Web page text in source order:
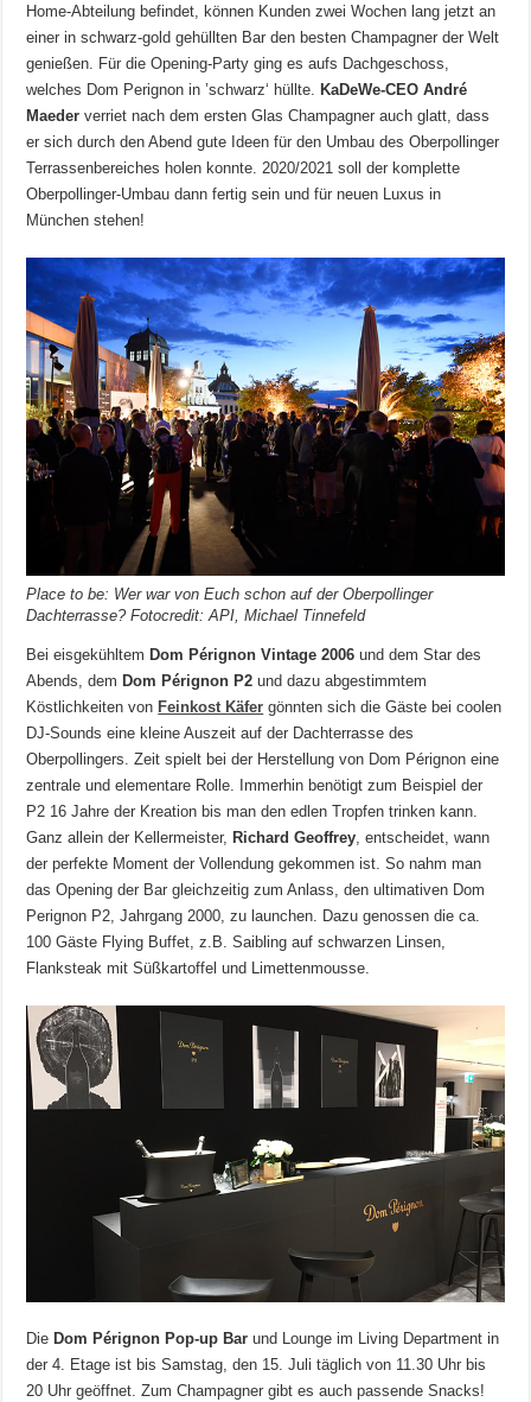
Home-Abteilung befindet, können Kunden zwei Wochen lang jetzt an
einer in schwarz-gold gehüllten Bar den besten Champagner der Welt
genießen. Für die Opening-Party ging es aufs Dachgeschoss,
welches Dom Perignon in ’schwarz‘ hüllte.
KaDeWe-CEO André
Maeder verriet nach dem ersten Glas Champagner auch glatt, dass
er sich durch den Abend gute Ideen für den Umbau des Oberpollinger
Terrassenbereiches holen konnte. 2020/2021 soll der komplette
Oberpollinger-Umbau dann fertig sein und für neuen Luxus in
München stehen!
Place to be: Wer war von Euch schon auf der Oberpollinger
Dachterrasse? Fotocredit: API, Michael Tinnefeld
Bei eisgekühltemDom Pérignon Vintage 2006 und dem Star des
Abends, demDom Pérignon P2 und dazu abgestimmtem
Köstlichkeiten vonFeinkost Käfer gönnten sich die Gäste bei coolen
DJ-Sounds eine kleine Auszeit auf der Dachterrasse des
Oberpollingers. Zeit spielt bei der Herstellung von Dom Pérignon eine
zentrale und elementare Rolle. Immerhin benötigt zum Beispiel der
P2 16 Jahre der Kreation bis man den edlen Tropfen trinken kann.
Ganz allein der Kellermeister,Richard Geoffrey , entscheidet, wann
der perfekte Moment der Vollendung gekommen ist. So nahm man
das Opening der Bar gleichzeitig zum Anlass, den ultimativen Dom
Perignon P2, Jahrgang 2000, zu launchen. Dazu genossen die ca.
100 Gäste Flying Buffet, z.B. Saibling auf schwarzen Linsen,
Flanksteak mit Süßkartoffel und Limettenmousse.
Die Dom Pérignon Pop-up Bar und Lounge im Living Department in
der 4. Etage ist bis Samstag, den 15. Juli täglich von 11.30 Uhr bis
20 Uhr geöffnet. Zum Champagner gibt es auch passende Snacks!